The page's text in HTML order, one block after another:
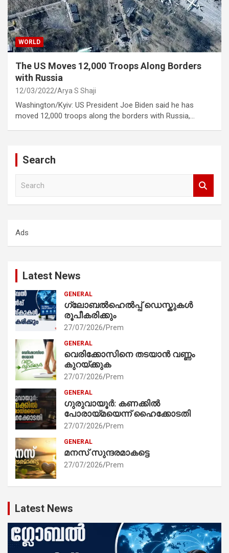
WORLD
The US Moves 12,000 Troops Along Borders
with Russia
12/03/2022 Arya S Shaji
Washington/Kyiv: US President Joe Biden said he has
moved 12,000 troops along the borders with Russia,…
Search
h
Ads
Latest News
GENERAL
ഗ്ലോബൽഹെൽപ്പ് ഡെസ്കുകൾ
രൂപീകരിക്കും
27/07/2026 Prem
GENERAL
വെരിക്കോസിനെ തടയാൻ വണ്ണം
കുറയ്ക്കുക
27/07/2026 Prem
GENERAL
ഗുരുവായൂർ: കണക്കിൽ
പോരായ്മയെന്ന് ഹൈക്കോടതി
27/07/2026 Prem
GENERAL
മനസ് സുന്ദരമാകട്ടെ
27/07/2026 Prem
Latest News